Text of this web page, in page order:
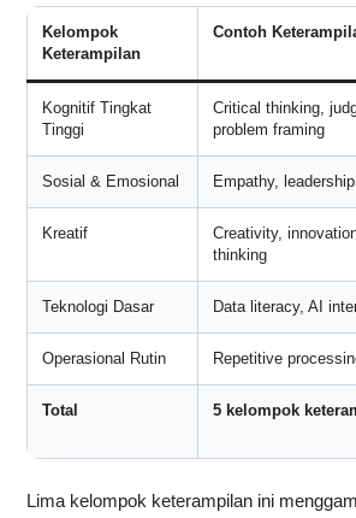
Kelompok
Keterampilan
Contoh
Kognitif Tingkat
Tinggi
Critical thinking,
problem framing
Sosial & Emosional Empathy,
Kreatif
Creativity,
thinking
Teknologi Dasar Data literacy, AI
Operasional Rutin Repetitive
Total 5 kelompok
Lima kelompok keterampilan ini